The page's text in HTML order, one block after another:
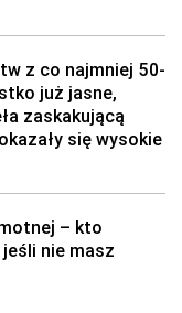
z co najmniej 50-
już jasne,
zaskakującą
się wysokie
– kto
nie masz